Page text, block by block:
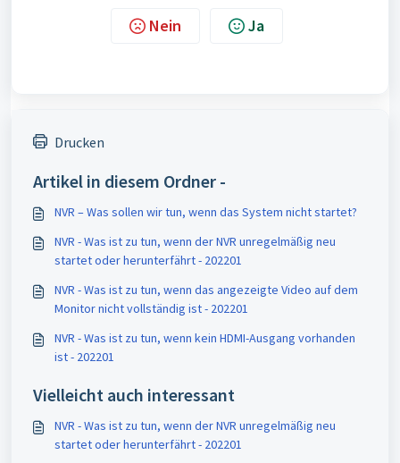
Nein Ja
Drucken
Artikel in diesem Ordner -
NVR – Was sollen wir tun, wenn das System nicht startet?
NVR - Was ist zu tun, wenn der NVR unregelmäßig neu
startet oder herunterfährt - 202201
NVR - Was ist zu tun, wenn das angezeigte Video auf dem
Monitor nicht vollständig ist - 202201
NVR - Was ist zu tun, wenn kein HDMI-Ausgang vorhanden
ist - 202201
Vielleicht auch interessant
NVR - Was ist zu tun, wenn der NVR unregelmäßig neu
startet oder herunterfährt - 202201